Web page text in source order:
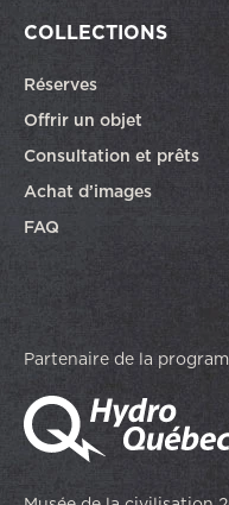
COLLECTIONS
Réserves
Offrir un objet
Consultation et prêts
Achat d’images
FAQ
Partenaire de la